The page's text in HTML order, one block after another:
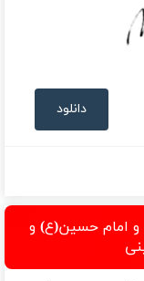
دانلود
و امام حسین(ع) و